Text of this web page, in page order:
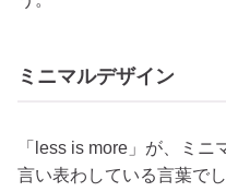
ミニマルデザイン
「less is more」が、ミニ
言い表わしている言葉で